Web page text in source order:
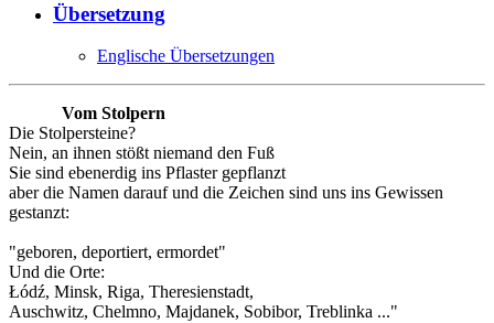
Übersetzung
Englische Übersetzungen
Vom Stolpern
Die Stolpersteine?
Nein, an ihnen stößt niemand den Fuß
Sie sind ebenerdig ins Pflaster gepflanzt
aber die Namen darauf und die Zeichen sind uns ins Gewissen
gestanzt:
"geboren, deportiert, ermordet"
Und die Orte:
Łódź, Minsk, Riga, Theresienstadt,
Auschwitz, Chelmno, Majdanek, Sobibor, Treblinka ..."